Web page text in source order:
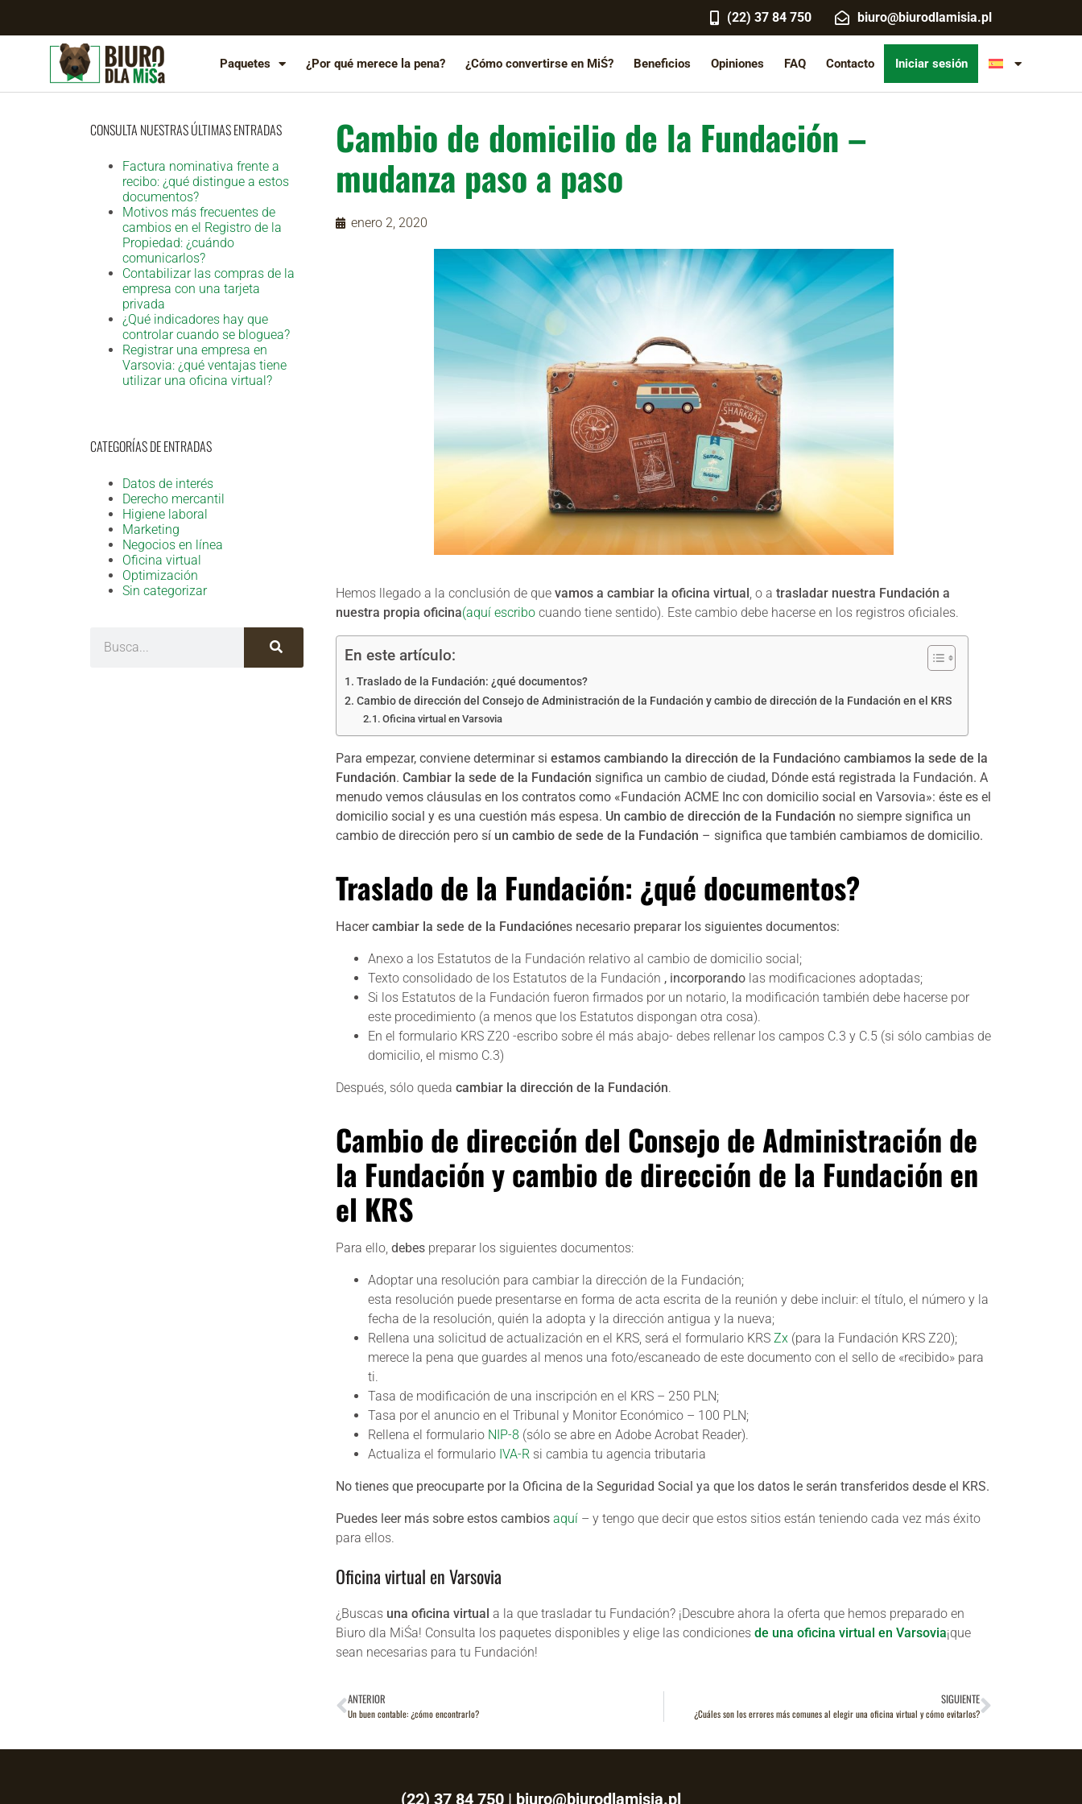
(22) 37 84 750 biuro@biurodlamisia.pl
Paquetes ¿Por qué merece la pena? ¿Cómo convertirse en MiŚ? Beneficios Opiniones FAQ Contacto Iniciar sesión
CONSULTA NUESTRAS ÚLTIMAS ENTRADAS
Factura nominativa frente a
recibo: ¿qué distingue a estos
documentos?
Motivos más frecuentes de
cambios en el Registro de la
Propiedad: ¿cuándo
comunicarlos?
Contabilizar las compras de la
empresa con una tarjeta
privada
¿Qué indicadores hay que
controlar cuando se bloguea?
Registrar una empresa en
Varsovia: ¿qué ventajas tiene
utilizar una oficina virtual?
CATEGORÍAS DE ENTRADAS
Datos de interés
Derecho mercantil
Higiene laboral
Marketing
Negocios en línea
Oficina virtual
Optimización
Sin categorizar
Cambio de domicilio de la Fundación –
mudanza paso a paso
enero 2, 2020
Hemos llegado a la conclusión de que vamos a cambiar la oficina virtual , o a trasladar nuestra Fundación a
nuestra propia oficina(aquí escribo cuando tiene sentido). Este cambio debe hacerse en los registros oficiales.
En este artículo:
Traslado de la Fundación: ¿qué documentos?
Cambio de dirección del Consejo de Administración de la Fundación y cambio de dirección de la Fundación en el KRS
Oficina virtual en Varsovia
Para empezar, conviene determinar si estamos cambiando la dirección de la Fundacióno cambiamos la sede de la
Fundación. Cambiar la sede de la Fundación significa un cambio de ciudad, Dónde está registrada la Fundación. A
menudo vemos cláusulas en los contratos como «Fundación ACME Inc con domicilio social en Varsovia»: éste es el
domicilio social y es una cuestión más espesa. Un cambio de dirección de la Fundación no siempre significa un
cambio de dirección pero sí un cambio de sede de la Fundación – significa que también cambiamos de domicilio.
Traslado de la Fundación: ¿qué documentos?
Hacercambiar la sede de la Fundaciónes necesario preparar los siguientes documentos:
Anexo a los Estatutos de la Fundación relativo al cambio de domicilio social;
Texto consolidado de los Estatutos de la Fundación , incorporando las modificaciones adoptadas;
Si los Estatutos de la Fundación fueron firmados por un notario, la modificación también debe hacerse por
este procedimiento (a menos que los Estatutos dispongan otra cosa).
En el formulario KRS Z20 -escribo sobre él más abajo- debes rellenar los campos C.3 y C.5 (si sólo cambias de
domicilio, el mismo C.3)
Después, sólo queda cambiar la dirección de la Fundación.
Cambio de dirección del Consejo de Administración de
la Fundación y cambio de dirección de la Fundación en
el KRS
Para ello, debes preparar los siguientes documentos:
Adoptar una resolución para cambiar la dirección de la Fundación;
esta resolución puede presentarse en forma de acta escrita de la reunión y debe incluir: el título, el número y la
fecha de la resolución, quién la adopta y la dirección antigua y la nueva;
Rellena una solicitud de actualización en el KRS, será el formulario KRS Zx (para la Fundación KRS Z20);
merece la pena que guardes al menos una foto/escaneado de este documento con el sello de «recibido» para
ti.
Tasa de modificación de una inscripción en el KRS – 250 PLN;
Tasa por el anuncio en el Tribunal y Monitor Económico – 100 PLN;
Rellena el formulario NIP-8 (sólo se abre en Adobe Acrobat Reader).
Actualiza el formulario IVA-R si cambia tu agencia tributaria
No tienes que preocuparte por la Oficina de la Seguridad Social ya que los datos le serán transferidos desde el KRS.
Puedes leer más sobre estos cambios aquí – y tengo que decir que estos sitios están teniendo cada vez más éxito
para ellos.
Oficina virtual en Varsovia
¿Buscas una oficina virtual a la que trasladar tu Fundación? ¡Descubre ahora la oferta que hemos preparado en
Biuro dla MiŚa! Consulta los paquetes disponibles y elige las condiciones de una oficina virtual en Varsovia¡que
sean necesarias para tu Fundación!
ANTERIOR
Un buen contable: ¿cómo encontrarlo?
SIGUIENTE
¿Cuáles son los errores más comunes al elegir una oficina virtual y cómo evitarlos?
(22) 37 84 750 | biuro@biurodlamisia.pl